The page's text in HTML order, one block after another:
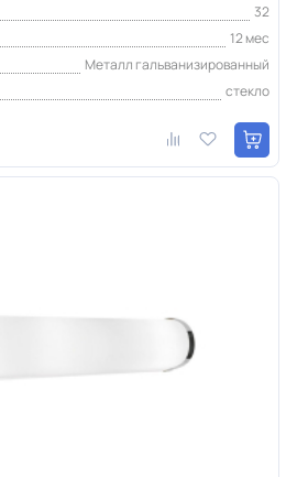
32
12 мес
Металл гальванизированный
стекло